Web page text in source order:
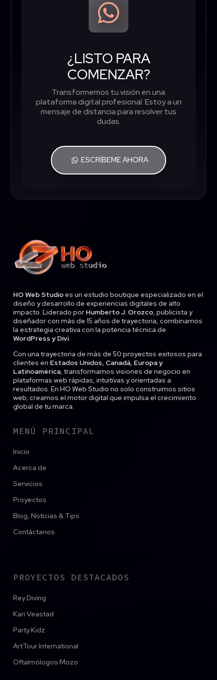

¿LISTO PARA
COMENZAR?
Transformemos tu visión en una
plataforma digital profesional. Estoy a un
mensaje de distancia para resolver tus
dudas.
ESCRÍBEME AHORA
HO Web Studioes un estudio boutique especializado en el
diseño y desarrollo de experiencias digitales de alto
impacto. Liderado por Humberto J. Orozco, publicista y
diseñador con más de 15 años de trayectoria, combinamos
la estrategia creativa con la potencia técnica de
WordPress y Divi.
Con una trayectoria de más de 50 proyectos exitosos para
clientes en Estados Unidos, Canadá, Europa y
Latinoamérica, transformamos visiones de negocio en
plataformas web rápidas, intuitivas y orientadas a
resultados. En HO Web Studio no solo construimos sitios
web; creamos el motor digital que impulsa el crecimiento
global de tu marca.
MENÚ PRINCIPAL
Inicio
Acerca de
Servicios
Proyectos
Blog, Noticias & Tips
Contáctanos
PROYECTOS DESTACADOS
Rey Diving
Kari Veastad
Party Kidz
ArtTour International
Oftalmólogos Mozo